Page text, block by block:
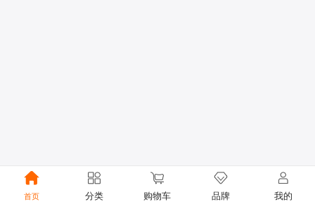
首页 分类 购物车 品牌 我的